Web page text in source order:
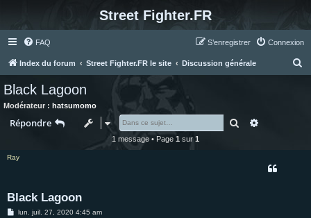
Street Fighter.FR
FAQ Connexion
S’enregistrer
Index du forum Street Fighter.FR le site Discussion générale
Black Lagoon
Modérateur : hatsumomo
Répondre Rechercher
1 message • Page 1 sur1
Ray
Black Lagoon
Mlun. juil. 27, 2020 4:45 am